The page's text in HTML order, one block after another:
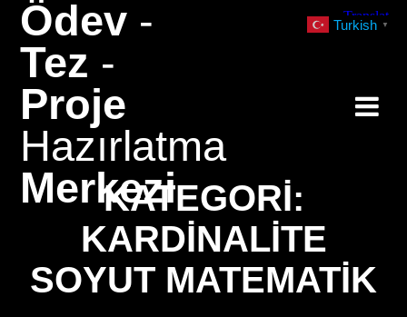
Ödev -
Tez -
Proje
Hazırlatma
MerkeziKATEGORI:
KARDINALITE
SOYUT MATEMATIK
Turkish ▼